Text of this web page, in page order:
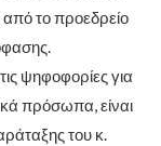
από το προεδρείο
ψηφοφορίες για
πρόσωπα, είναι
του κ.